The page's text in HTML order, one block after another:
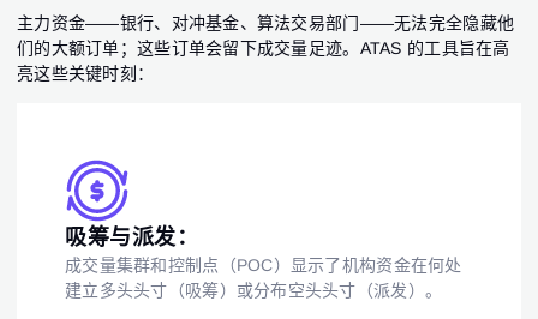
主力资金——银行、对冲基金、算法交易部门——无法完全隐藏他
们的大额订单；这些订单会留下成交量足迹。ATAS 的工具旨在高
亮这些关键时刻：
吸筹与派发：
成交量集群和控制点（POC）显示了机构资金在何处
建立多头头寸（吸筹）或分布空头头寸（派发）。
登录
注册